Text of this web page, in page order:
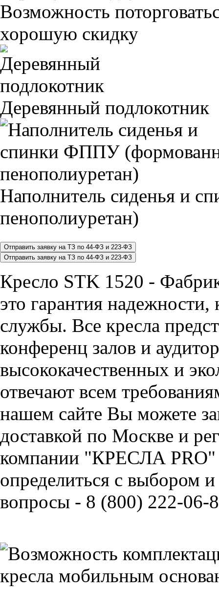
Возможность
хорошую скидку
Деревянный подлокотник
Наполнитель сиденья и
пенополиуретан)
Кресло STK 1520 -
это гарантия надежности,
службы. Все кресла
конференц залов и
высококачественных и
отвечают всем
нашем сайте Вы можете
доставкой по Москве и
компании "КРЕСЛА PRO"
определиться с выбором
вопросы - 8 (800) 222-06-